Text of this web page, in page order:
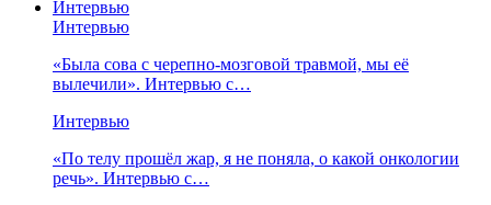
Интервью
Интервью
«Была сова с черепно-мозговой травмой, мы её
вылечили». Интервью с…
Интервью
«По телу прошёл жар, я не поняла, о какой онкологии
речь». Интервью с…